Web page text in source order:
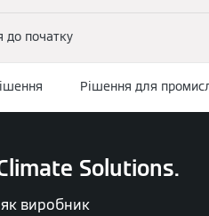
до початку
Рішення для
Solutions.
виробник